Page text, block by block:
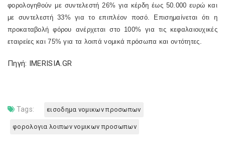
φορολογηθούν με συντελεστή 26% για κέρδη έως 50.000 ευρώ και
με συντελεστή 33% για το επιπλέον ποσό. Επισημαίνεται ότι η
προκαταβολή φόρου ανέρχεται στο 100% για τις κεφαλαιουχικές
εταιρείες και 75% για τα λοιπά νομικά πρόσωπα και οντότητες.
Πηγή: IMERISIA.GR
Tags: εισοδημα νομικων προσωπων
φορολογια λοιπων νομικων προσωπων